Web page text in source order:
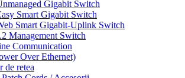
Gigabit Switch
Smart Gigabit Switch
Smart Gigabit-Uplink Switch
Management Switch
Communication
Over Ethernet)
de retea